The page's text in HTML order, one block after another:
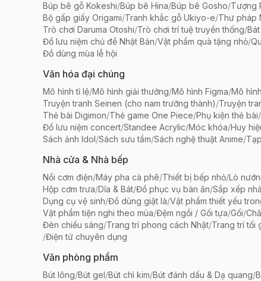
Búp bê gỗ Kokeshi/Búp bê Hina/Búp bê Gosho/Tượng
Bộ gấp giấy Origami/Tranh khắc gỗ Ukiyo-e/Thư pháp
Trò chơi Daruma Otoshi/Trò chơi trí tuệ truyền thống/
Đồ lưu niệm chủ đề Nhật Bản/Vật phẩm quà tặng nhỏ/
Đồ dùng mùa lễ hội
Văn hóa đại chúng
Mô hình tỉ lệ/Mô hình giải thưởng/Mô hình Figma/Mô
Truyện tranh Seinen (cho nam trưởng thành)/Truyện
Thẻ bài Digimon/Thẻ game One Piece/Phụ kiện thẻ bài/
Đồ lưu niệm concert/Standee Acrylic/Móc khóa/Huy
Sách ảnh Idol/Sách sưu tầm/Sách nghệ thuật Anime/
Nhà cửa & Nhà bếp
Nồi cơm điện/Máy pha cà phê/Thiết bị bếp nhỏ/Lò
Hộp cơm trưa/Dĩa & Bát/Đồ phục vụ bàn ăn/Sắp xếp
Dụng cụ vệ sinh/Đồ dùng giặt là/Vật phẩm thiết yếu
Vật phẩm tiện nghi theo mùa/Đệm ngồi / Gối tựa/Gối/
Đèn chiếu sáng/Trang trí phong cách Nhật/Trang trí tối
/Điện tử chuyên dụng
Văn phòng phẩm
Bút lông/Bút gel/Bút chì kim/Bút đánh dấu & Dạ quang/